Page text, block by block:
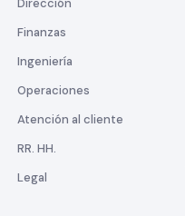
Dirección
Finanzas
Ingeniería
Operaciones
Atención al cliente
RR. HH.
Legal